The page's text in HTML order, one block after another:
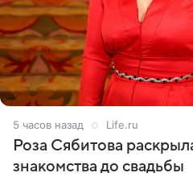
5 часов назад Life.ru
Роза Сябитова
знакомства до свадьбы